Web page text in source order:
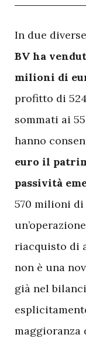
In due
BV ha
milioni di
profitto di
sommati ai
hanno
euro il
passività
570 milioni
riacquisto di
non è una
già nel
maggioranza